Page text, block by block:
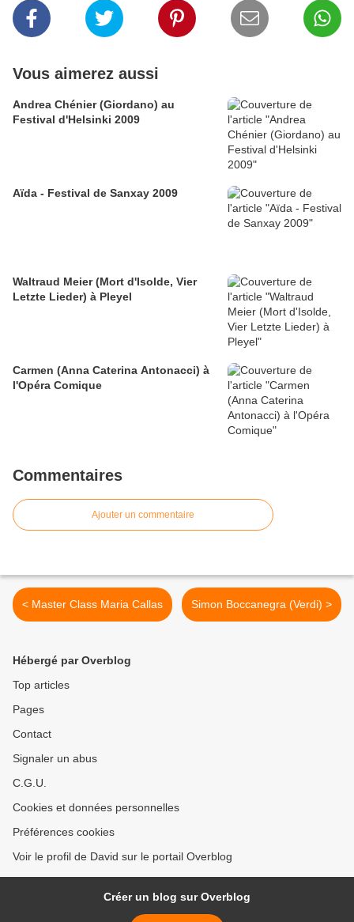
Vous aimerez aussi
Andrea Chénier (Giordano) au
Festival d'Helsinki 2009
Aïda - Festival de Sanxay 2009
Waltraud Meier (Mort d'Isolde, Vier
Letzte Lieder) à Pleyel
Carmen (Anna Caterina Antonacci) à
l'Opéra Comique
Commentaires
Ajouter un commentaire
< Master Class Maria Callas Simon Boccanegra (Verdi) >
Hébergé par Overblog
Top articles
Pages
Contact
Signaler un abus
C.G.U.
Cookies et données personnelles
Préférences cookies
Voir le profil de David sur le portail Overblog
Créer un blog sur Overblog